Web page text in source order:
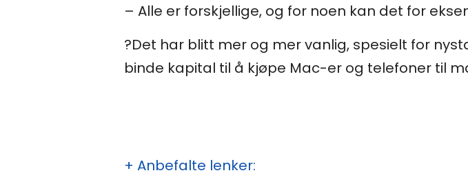
– Alle er forskjellige, og for noen kan det for
?Det har blitt mer og mer vanlig, spesielt for
binde kapital til å kjøpe Mac-er og telefoner til
+ Anbefalte lenker: